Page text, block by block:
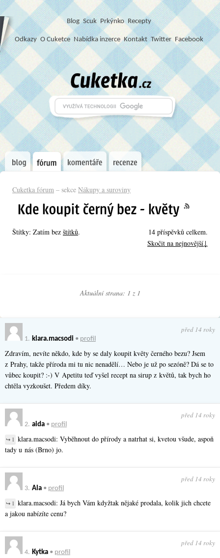
Blog Scuk Prkýnko Recepty
Odkazy O Cuketce Nabídka inzerce Kontakt Twitter Facebook
Cuketka fórum – sekce Nákupy a suroviny
Štítky: Zatím bez štítků.
14 příspěvků celkem.
Skočit na nejnovější↓
Aktuální strana: 1 z 1
1. klara.macsodi • profil
před 14 roky
Zdravím, nevíte někdo, kde by se daly koupit květy černého bezu? Jsem
z Prahy, takže příroda mi tu nic nenadělí… Nebo je už po sezóně? Dá se to
vůbec koupit? :-) V Apetitu teď vyšel recept na sirup z květů, tak bych ho
chtěla vyzkoušet. Předem díky.
2. aida • profil
před 14 roky
↪ 1 klara.macsodi: Vyběhnout do přírody a natrhat si, kvetou všude, aspoň
tady u nás (Brno) jo.
3. Ala • profil
před 14 roky
↪ 1 klara.macsodi: Já bych Vám kdyžtak nějaké prodala, kolik jich chcete
a jakou nabízíte cenu?
4. Kytka • profil
před 14 roky